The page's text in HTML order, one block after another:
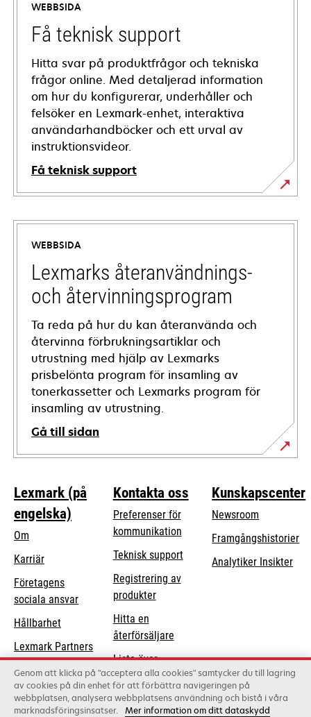
WEBBSIDA
Få teknisk support
Hitta svar på produktfrågor och tekniska
frågor online. Med detaljerad information
om hur du konfigurerar, underhåller och
felsöker en Lexmark-enhet, interaktiva
användarhandböcker och ett urval av
instruktionsvideor.
Få teknisk support
opens
in
new
tab
WEBBSIDA
Lexmarks återanvändnings-
och återvinningsprogram
Ta reda på hur du kan återanvända och
återvinna förbrukningsartiklar och
utrustning med hjälp av Lexmarks
prisbelönta program för insamling av
tonerkassetter och Lexmarks program för
insamling av utrustning.
Gå till sidan
Lexmark (på
engelska)
Om
Karriär
Företagens
sociala ansvaropens
new
Hållbarhet
Lexmark Partners
Kontakta oss
Preferenser för
kommunikation
Teknisk supportopens
Registrering av
produkter
Hitta en
återförsäljare
Lista över
grossister
Kunskapscenter
Newsroom
Framgångshistorier
Analytiker Insikter
Genom att klicka på "acceptera alla cookies" samtycker du till lagring
av cookies på din enhet för att förbättra navigeringen på
webbplatsen, analysera webbplatsens användning och bistå i våra
marknadsföringsinsatser. Mer information om ditt dataskydd